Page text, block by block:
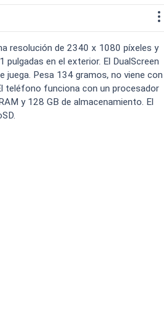
resolución de 2340 x 1080 píxeles y
en el exterior. El DualScreen
Pesa 134 gramos, no viene con
teléfono funciona con un procesador
y 128 GB de almacenamiento. El